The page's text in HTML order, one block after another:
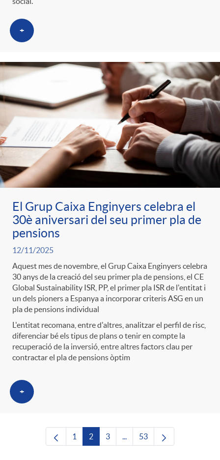
+
El Grup Caixa Enginyers celebra el
30è aniversari del seu primer pla de
pensions
12/11/2025
Aquest mes de novembre, el Grup Caixa Enginyers celebra
30 anys de la creació del seu primer pla de pensions, el CE
Global Sustainability ISR, PP, el primer pla ISR de l'entitat i
un dels pioners a Espanya a incorporar criteris ASG en un
pla de pensions individual
L'entitat recomana, entre d'altres, analitzar el perfil de risc,
diferenciar bé els tipus de plans o tenir en compte la
recuperació de la inversió, entre altres factors clau per
contractar el pla de pensions òptim
+
Pàgina
1 Pàgina
2 Pàgina
3 ...Pàgines intermèdies
Pàgina
53